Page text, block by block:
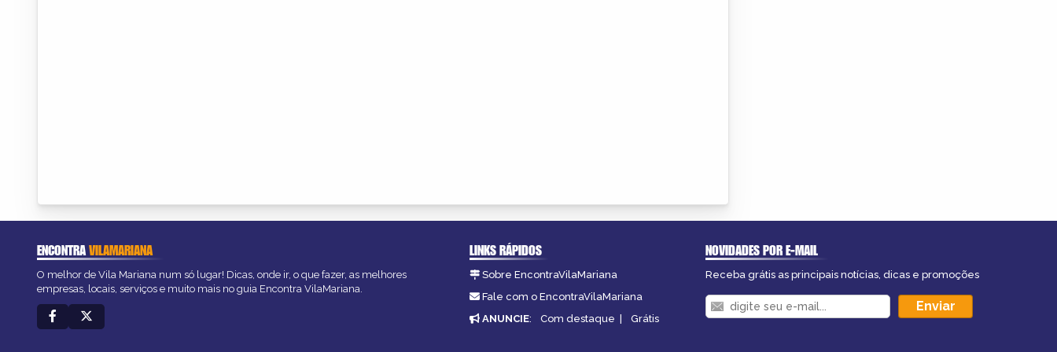
ENCONTRAVILAMARIANA
O melhor de Vila Mariana num só lugar! Dicas, onde ir, o que fazer, as melhores
empresas, locais, serviços e muito mais no guia Encontra VilaMariana.
LINKS RÁPIDOS
Sobre EncontraVilaMariana
Fale com o EncontraVilaMariana
ANUNCIE: Com destaque | Grátis
NOVIDADES POR E-MAIL
Receba grátis as principais notícias, dicas e promoções